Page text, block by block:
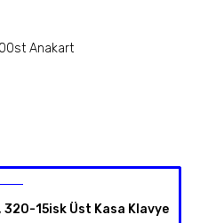
Anakart
15isk Üst Kasa Klavye